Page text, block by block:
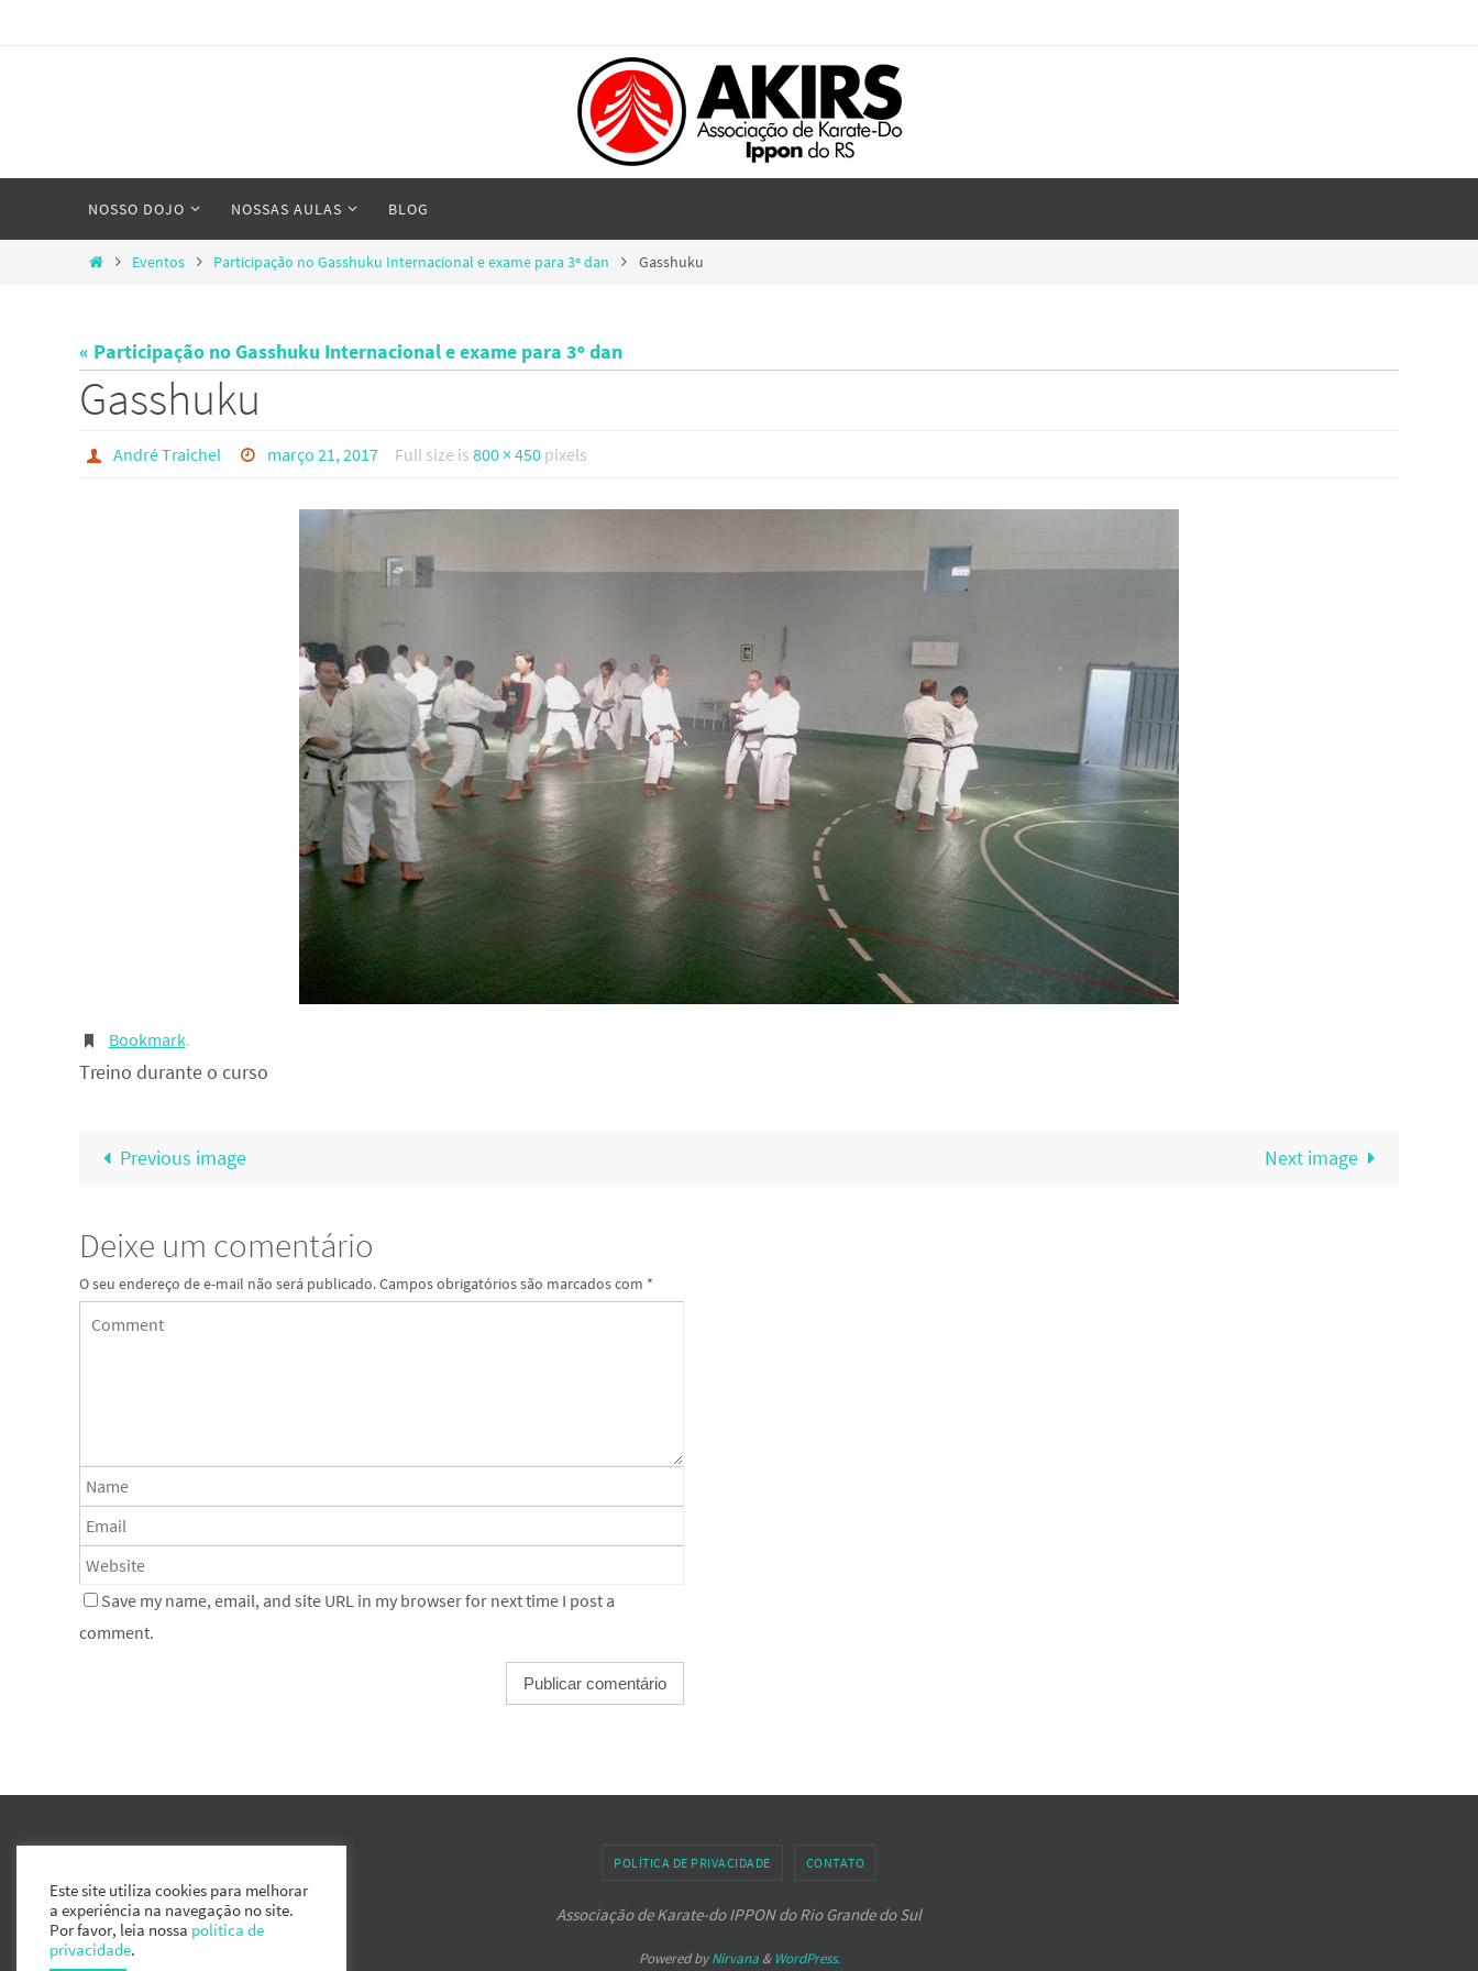
content
NOSSO DOJO NOSSAS AULAS BLOG
HomeEventos Participação no Gasshuku Internacional e exame para 3º dan Gasshuku
« Participação no Gasshuku Internacional e exame para 3º dan
Gasshuku
André Traichel março 21, 2017 Full size is800 × 450 pixels
Bookmark.
Treino durante o curso
Previous image Next image
Deixe um comentário
O seu endereço de e-mail não será publicado.Campos obrigatórios são marcados com *
Save my name, email, and site URL in my browser for next time I post a
comment.
POLÍTICA DE PRIVACIDADE CONTATO
Associação de Karate-do IPPON do Rio Grande do Sul
Powered byNirvana& WordPress.
Este site utiliza cookies para melhorar
a experiência na navegação no site.
Por favor, leia nossa política de
privacidade.